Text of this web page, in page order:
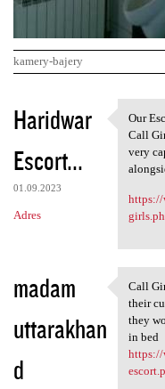
kamery-bajery
K
o
m
e
n
r
e
Haridwar
Escort...
01.09.2023
Adres
Our
Our
Call
very
https://
madam
uttarakhan
d
Call
Call
their
they
in bed
https://